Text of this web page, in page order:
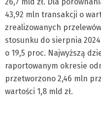
43,92 mln transakcji o
zrealizowanych
stosunku do sierpnia
o 19,5 proc. Najwyższą
raportowanym okresie
przetworzono 2,46 mln
wartości 1,8 mld zł.